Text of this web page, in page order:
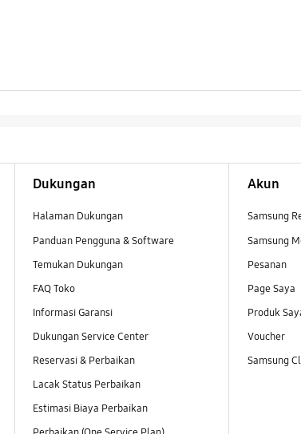
Dukungan
Halaman Dukungan
Panduan Pengguna & Software
Temukan Dukungan
FAQ Toko
Informasi Garansi
Dukungan Service Center
Reservasi & Perbaikan
Lacak Status Perbaikan
Estimasi Biaya Perbaikan
Akun
Samsung
Samsung
Pesanan
Page Saya
Produk
Voucher
Samsung